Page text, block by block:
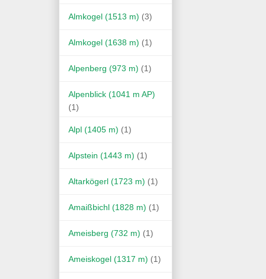
Almkogel (1513 m) (3)
Almkogel (1638 m) (1)
Alpenberg (973 m) (1)
Alpenblick (1041 m AP)
(1)
Alpl (1405 m) (1)
Alpstein (1443 m) (1)
Altarkögerl (1723 m) (1)
Amaißbichl (1828 m) (1)
Ameisberg (732 m) (1)
Ameiskogel (1317 m) (1)